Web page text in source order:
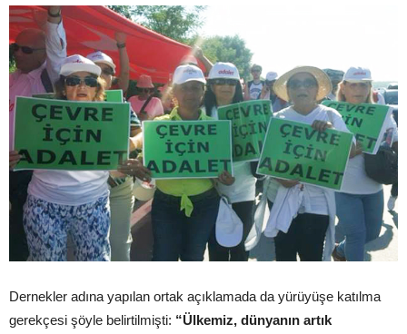
Dernekler adına yapılan ortak açıklamada da yürüyüşe katılma
gerekçesi şöyle belirtilmişti: “Ülkemiz, dünyanın artık